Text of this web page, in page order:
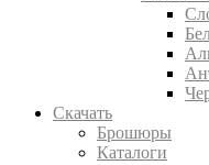
Скачать
Брошюры
Каталоги